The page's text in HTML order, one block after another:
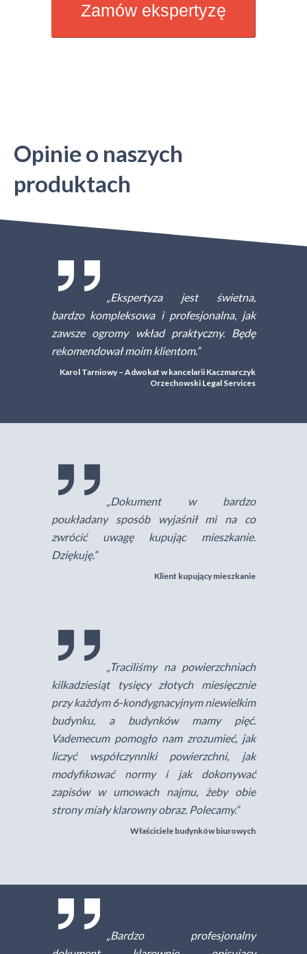
Zamów ekspertyzę
Opinie o naszych
produktach
„Ekspertyza jest świetna,
bardzo kompleksowa i profesjonalna, jak
zawsze ogromy wkład praktyczny. Będę
rekomendował moim klientom.”
Karol Tarniowy – Adwokat w kancelarii Kaczmarczyk
Orzechowski Legal Services
„Dokument w bardzo
poukładany sposób wyjaśnił mi na co
zwrócić uwagę kupując mieszkanie.
Dziękuję.”
Klient kupujący mieszkanie
„Traciliśmy na powierzchniach
kilkadziesiąt tysięcy złotych miesięcznie
przy każdym 6-kondygnacyjnym niewielkim
budynku, a budynków mamy pięć.
Vademecum pomogło nam zrozumieć, jak
liczyć współczynniki powierzchni, jak
modyfikować normy i jak dokonywać
zapisów w umowach najmu, żeby obie
strony miały klarowny obraz. Polecamy.”
Właściciele budynków biurowych
„Bardzo profesjonalny